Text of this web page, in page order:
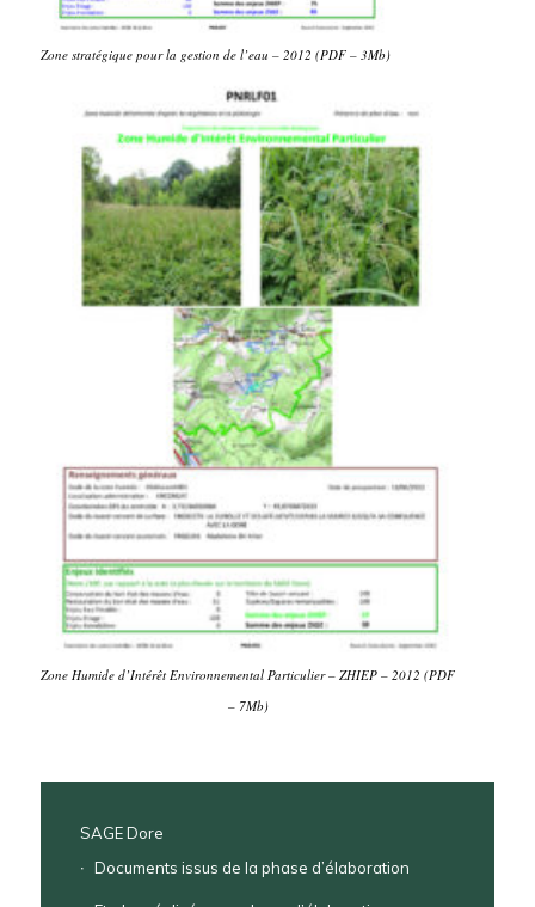
Zone stratégique pour la gestion de l’eau – 2012 (PDF – 3Mb)
Zone Humide d’Intérêt Environnemental Particulier – ZHIEP – 2012 (PDF
– 7Mb)
SAGE Dore
Documents issus de la phase d’élaboration